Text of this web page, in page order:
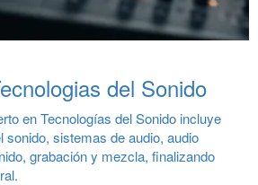
del Sonido
en Tecnologías del Sonido incluye
sonido, sistemas de audio, audio
grabación y mezcla, finalizando